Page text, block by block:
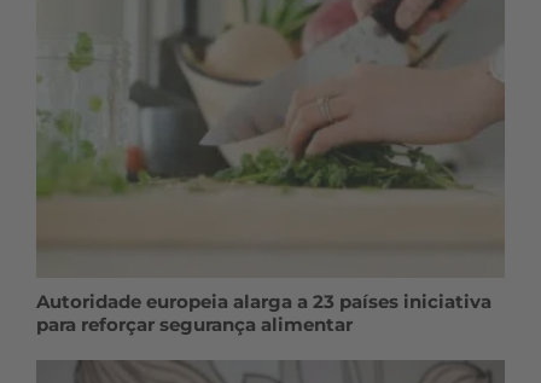
Autoridade europeia alarga a 23 países iniciativa
para reforçar segurança alimentar